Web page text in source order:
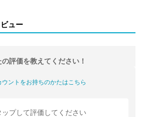
ュー
の評価を教えてください！
ウントをお持ちのかたはこちら
ップして評価してください